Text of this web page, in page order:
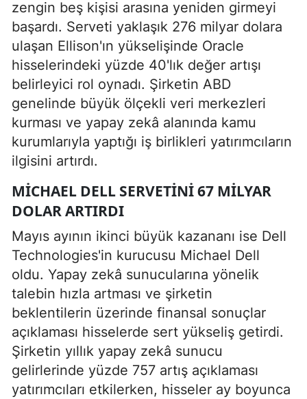
zengin beş kişisi arasına yeniden girmeyi
başardı. Serveti yaklaşık 276 milyar dolara
ulaşan Ellison'ın yükselişinde Oracle
hisselerindeki yüzde 40'lık değer artışı
belirleyici rol oynadı. Şirketin ABD
genelinde büyük ölçekli veri merkezleri
kurması ve yapay zekâ alanında kamu
kurumlarıyla yaptığı iş birlikleri yatırımcıların
ilgisini artırdı.
MICHAEL DELL SERVETINI 67 MILYAR
DOLAR ARTIRDI
Mayıs ayının ikinci büyük kazananı ise Dell
Technologies'in kurucusu Michael Dell
oldu. Yapay zekâ sunucularına yönelik
talebin hızla artması ve şirketin
beklentilerin üzerinde finansal sonuçlar
açıklaması hisselerde sert yükseliş getirdi.
Şirketin yıllık yapay zekâ sunucu
gelirlerinde yüzde 757 artış açıklaması
yatırımcıları etkilerken, hisseler ay boyunca